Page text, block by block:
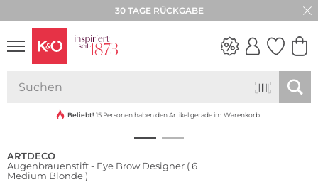
30 TAGE RÜCKGABE
VIBES
Beliebt! 15 Personen haben den Artikel gerade im Warenkorb
ARTDECO
Augenbrauenstift - Eye Brow Designer ( 6
Medium Blonde )